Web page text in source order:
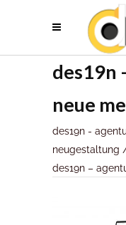
des19n
neue
des19n -
neugestaltung
des19n –